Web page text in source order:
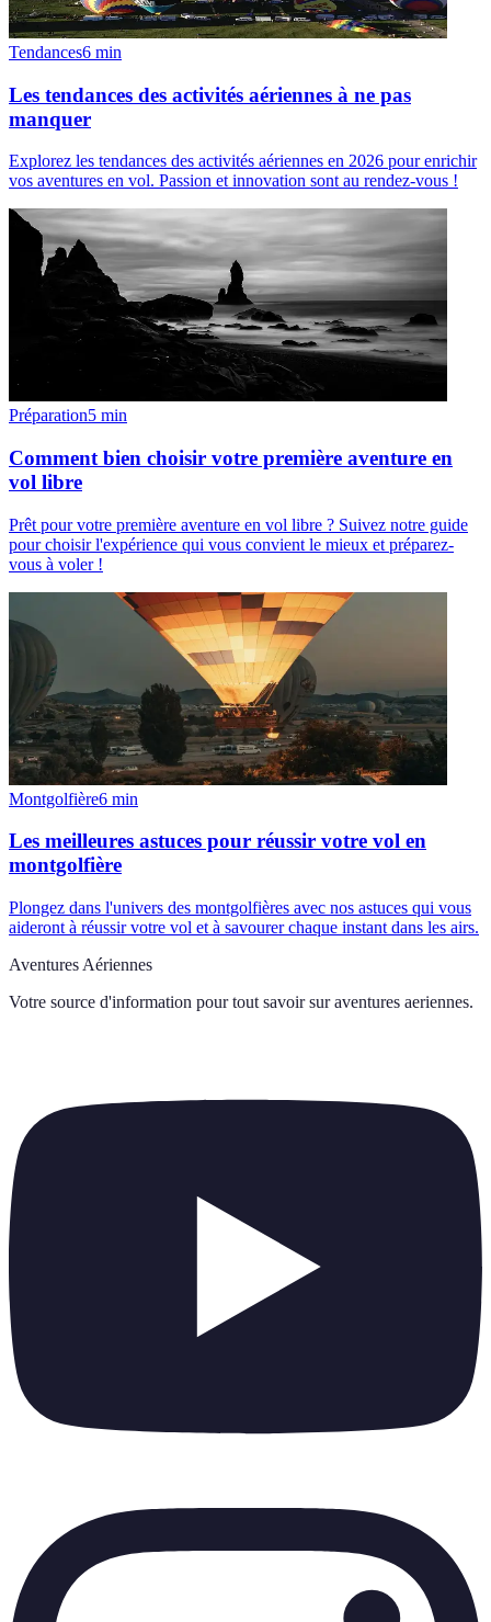
Tendances6 min
Les tendances des activités aériennes à ne pas
manquer
Explorez les tendances des activités aériennes en 2026 pour enrichir
vos aventures en vol. Passion et innovation sont au rendez-vous !
Préparation5 min
Comment bien choisir votre première aventure en
vol libre
Prêt pour votre première aventure en vol libre ? Suivez notre guide
pour choisir l'expérience qui vous convient le mieux et préparez-
vous à voler !
Montgolfière6 min
Les meilleures astuces pour réussir votre vol en
montgolfière
Plongez dans l'univers des montgolfières avec nos astuces qui vous
aideront à réussir votre vol et à savourer chaque instant dans les airs.
Aventures Aériennes
Votre source d'information pour tout savoir sur aventures aeriennes.